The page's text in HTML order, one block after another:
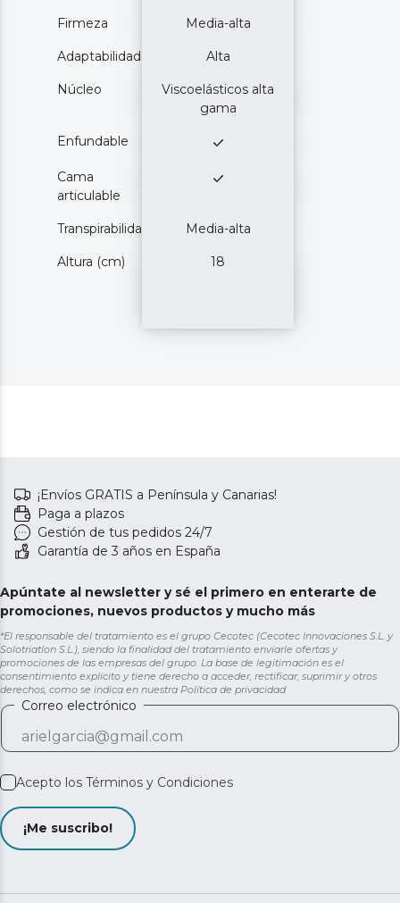
Firmeza Media-alta
Adaptabilidad Alta
Núcleo
Viscoelásticos alta
gama
Enfundable
Cama
articulable
Transpirabilidad Media-alta
Altura (cm) 18
¡Envíos GRATIS a Península y Canarias!
Paga a plazos
Gestión de tus pedidos 24/7
Garantía de 3 años en España
Apúntate al newsletter y sé el primero en enterarte de
promociones, nuevos productos y mucho más
*El responsable del tratamiento es el grupo Cecotec (Cecotec Innovaciones S.L. y
Solotriatlon S.L.), siendo la finalidad del tratamiento enviarle ofertas y
promociones de las empresas del grupo. La base de legitimación es el
consentimiento explícito y tiene derecho a acceder, rectificar, suprimir y otros
derechos, como se indica en nuestra Política de privacidad
Correo electrónico
Acepto los Términos y Condiciones
¡Me suscribo!